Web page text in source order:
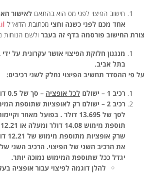
חישוב הפיצוי לפני מס הוא בהתאם לאישור
אחד מכם לפני כשנה וחצי מכתובת הדוא"ל
צורת החישוב פורסמה בדף זה בעבר ולשם הנוחות
מנגנון חלוקת הפיצוי אושר עקרונית על
בתל אביב.
על פי ההסדר תחשיב הפיצוי נחלק לשני רכיבים:
רכיב 1 – ישולם
לכל אופציה – סך של 0.5 דולר
רכיב 2 – ישולם רק לאופציות שתוספת
לסך של 13.695 דולר
. בפועל מאחר
שרק
את הרכיב השני של הפיצוי. הרכיב השני
יגדל ככל שתוספת המימוש נמוכה יותר.
להלן דוגמה לפיצוי עבור אופציה